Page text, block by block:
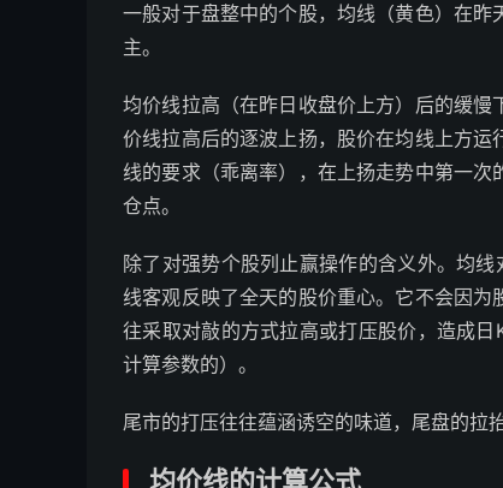
一般对于盘整中的个股，均线（黄色）在
主。
均价线拉高（在昨日收盘价上方）后的缓
价线拉高后的逐波上扬，股价在均线上方
线的要求（乖离率），在上扬走势中第一
仓点。
除了对强势个股列止赢操作的含义外。均
线客观反映了全天的股价重心。它不会因
往采取对敲的方式拉高或打压股价，造成
计算参数的）。
尾市的打压往往蕴涵诱空的味道，尾盘的拉
均价线的计算公式